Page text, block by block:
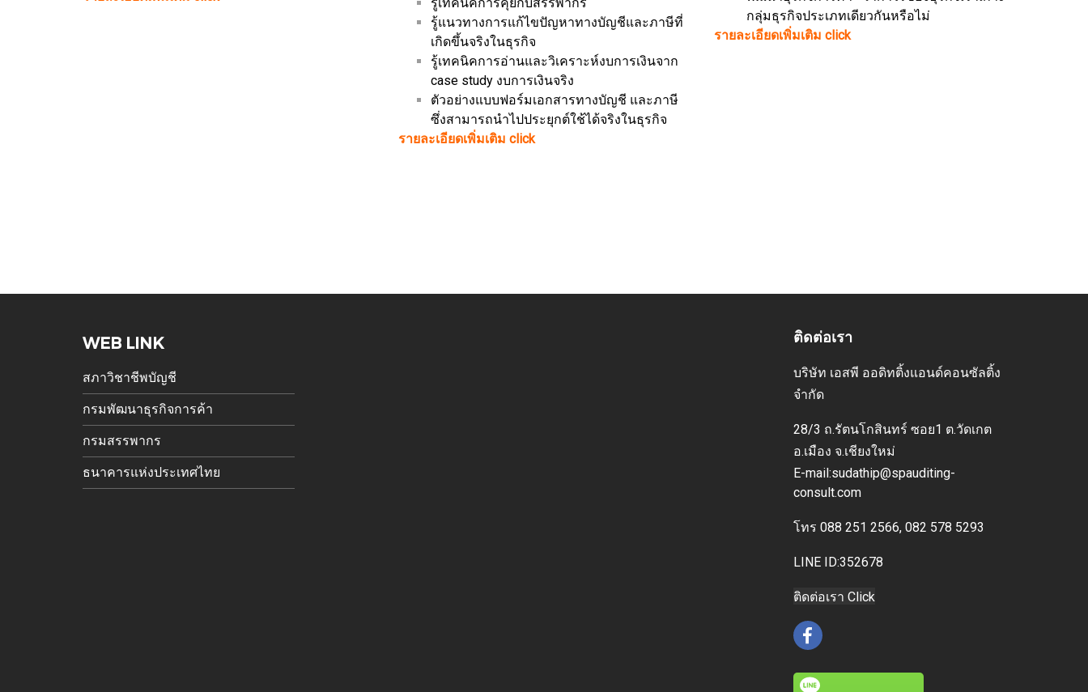
รู้เทคนิคการคุยกับสรรพากร
รู้แนวทางการแก้ไขปัญหาทางบัญชีและภาษีที่
เกิดขึ้นจริงในธุรกิจ
รู้เทคนิคการอ่านและวิเคราะห์งบการเงินจาก
case study งบการเงินจริง
ตัวอย่างแบบฟอร์มเอกสารทางบัญชี และภาษี
ซึ่งสามารถนำไปประยุกต์ใช้ได้จริงในธุรกิจ
รายละเอียดเพิ่มเติม click
กลุ่มธุรกิจประเภทเดียวกันหรือไม่
รายละเอียดเพิ่มเติม click
WEB LINK
สภาวิชาชีพบัญชี
กรมพัฒนาธุรกิจการค้า
กรมสรรพากร
ธนาคารแห่งประเทศไทย
ติดต่อเรา
บริษัท เอสพี ออดิทติ้งแอนด์คอนซัลติ้ง
จำกัด
28/3 ถ.รัตนโกสินทร์ ซอย1 ต.วัดเกต
อ.เมือง จ.เชียงใหม่
E-mail:sudathip@spauditing-
consult.com
โทร 088 251 2566, 082 578 5293
LINE ID:352678
ติดต่อเรา Click